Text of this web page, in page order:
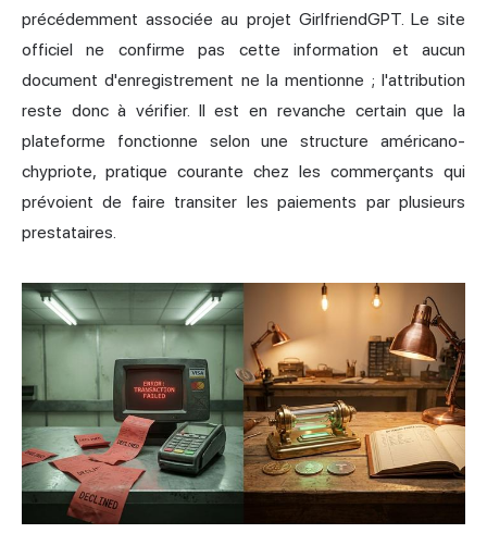
précédemment associée au projet GirlfriendGPT. Le site
officiel ne confirme pas cette information et aucun
document d'enregistrement ne la mentionne ; l'attribution
reste donc à vérifier. Il est en revanche certain que la
plateforme fonctionne selon une structure américano-
chypriote, pratique courante chez les commerçants qui
prévoient de faire transiter les paiements par plusieurs
prestataires.